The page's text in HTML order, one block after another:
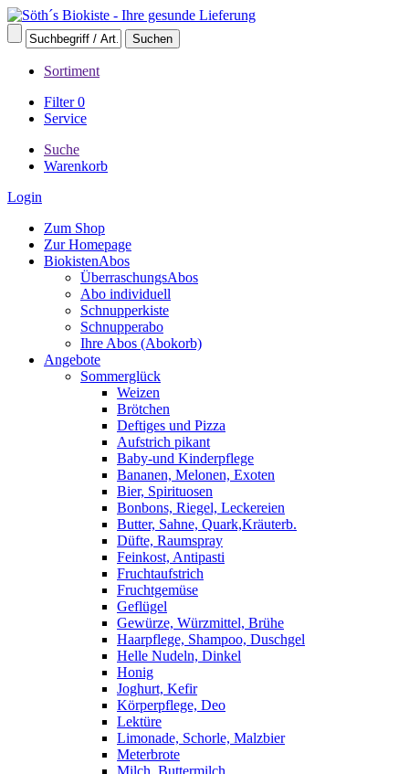
Sortiment
Filter0
Service
Suche
Warenkorb
Login
Zum Shop
Zur Homepage
BiokistenAbos
ÜberraschungsAbos
Abo individuell
Schnupperkiste
Schnupperabo
Ihre Abos (Abokorb)
Angebote
Sommerglück
Weizen
Brötchen
Deftiges und Pizza
Aufstrich pikant
Baby-und Kinderpflege
Bananen, Melonen, Exoten
Bier, Spirituosen
Bonbons, Riegel, Leckereien
Butter, Sahne, Quark,Kräuterb.
Düfte, Raumspray
Feinkost, Antipasti
Fruchtaufstrich
Fruchtgemüse
Geflügel
Gewürze, Würzmittel, Brühe
Haarpflege, Shampoo, Duschgel
Helle Nudeln, Dinkel
Honig
Joghurt, Kefir
Körperpflege, Deo
Lektüre
Limonade, Schorle, Malzbier
Meterbrote
Milch, Buttermilch